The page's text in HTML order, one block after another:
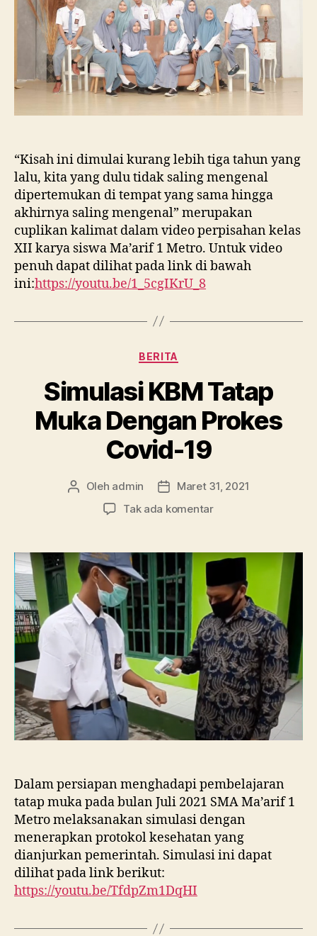
“Kisah ini dimulai kurang lebih tiga tahun yang
lalu, kita yang dulu tidak saling mengenal
dipertemukan di tempat yang sama hingga
akhirnya saling mengenal” merupakan
cuplikan kalimat dalam video perpisahan kelas
XII karya siswa Ma’arif 1 Metro. Untuk video
penuh dapat dilihat pada link di bawah
ini:https://youtu.be/1_5cgIKrU_8
Kategori
BERITA
Simulasi KBM Tatap
Muka Dengan Prokes
Covid-19
Penulis
artikel
Oleh admin
Tanggal
artikel
Maret 31, 2021
Tak ada komentarpada
Tatap
Dengan
Prokes
Covid-
19
Dalam persiapan menghadapi pembelajaran
tatap muka pada bulan Juli 2021 SMA Ma’arif 1
Metro melaksanakan simulasi dengan
menerapkan protokol kesehatan yang
dianjurkan pemerintah. Simulasi ini dapat
dilihat pada link berikut:
https://youtu.be/TfdpZm1DqHI